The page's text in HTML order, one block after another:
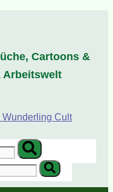
Cartoons &
Arbeitswelt